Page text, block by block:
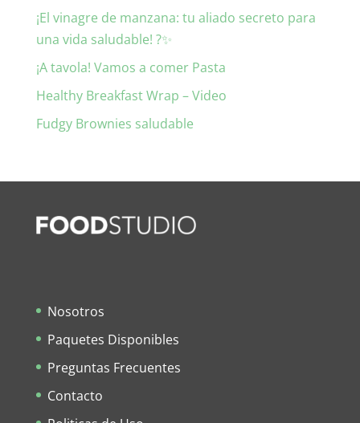
¡El vinagre de manzana: tu aliado secreto para
una vida saludable! ?✨
¡A tavola! Vamos a comer Pasta
Healthy Breakfast Wrap – Video
Fudgy Brownies saludable
Nosotros
Paquetes Disponibles
Preguntas Frecuentes
Contacto